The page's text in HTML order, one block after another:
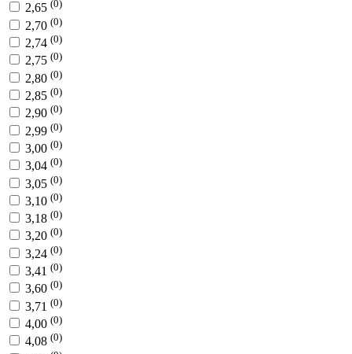
2,65 (0)
2,70 (0)
2,74 (0)
2,75 (0)
2,80 (0)
2,85 (0)
2,90 (0)
2,99 (0)
3,00 (0)
3,04 (0)
3,05 (0)
3,10 (0)
3,18 (0)
3,20 (0)
3,24 (0)
3,41 (0)
3,60 (0)
3,71 (0)
4,00 (0)
4,08 (0)